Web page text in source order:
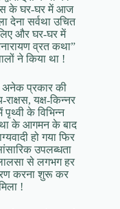
के घर-घर में आज
देना सर्वथा उचित
और घर-घर में
व्रत कथा”
ने किया था !
अनेक प्रकार की
यक्ष-किन्नर
के विभिन्न
के आगमन के बाद
हो गया फिर
उपलब्धता
से लगभग हर
करना शुरू कर
!